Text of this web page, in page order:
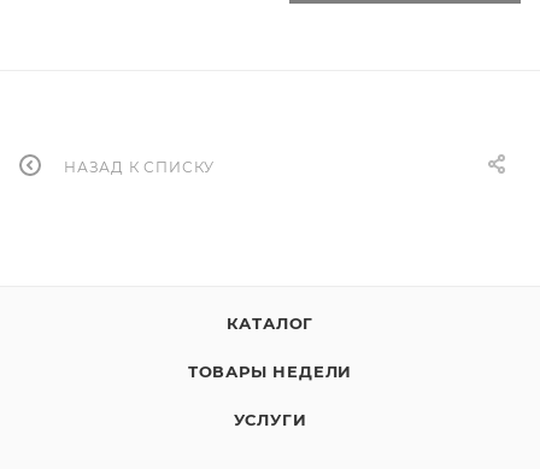
НАЗАД К СПИСКУ
КАТАЛОГ
ТОВАРЫ НЕДЕЛИ
УСЛУГИ